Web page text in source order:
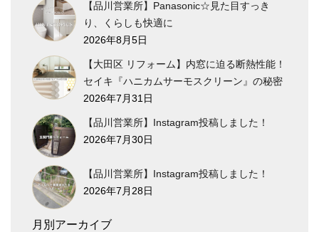
【品川営業所】Panasonic☆見た目すっき
り、くらしも快適に
2026年8月5日
【大田区 リフォーム】内窓に迫る断熱性能！
セイキ『ハニカムサーモスクリーン』の秘密
2026年7月31日
【品川営業所】Instagram投稿しました！
2026年7月30日
【品川営業所】Instagram投稿しました！
2026年7月28日
月別アーカイブ